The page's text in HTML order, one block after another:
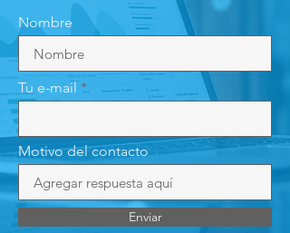
Nombre
Tu e-mail
Motivo del contacto
Enviar